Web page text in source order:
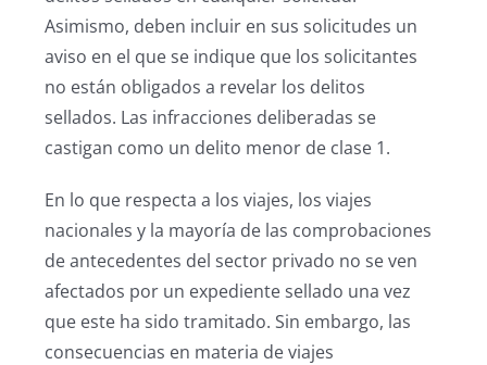
Asimismo, deben incluir en sus solicitudes un
aviso en el que se indique que los solicitantes
no están obligados a revelar los delitos
sellados. Las infracciones deliberadas se
castigan como un delito menor de clase 1.
En lo que respecta a los viajes, los viajes
nacionales y la mayoría de las comprobaciones
de antecedentes del sector privado no se ven
afectados por un expediente sellado una vez
que este ha sido tramitado. Sin embargo, las
consecuencias en materia de viajes